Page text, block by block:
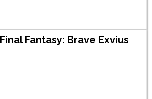
Final Fantasy: Brave Exvius